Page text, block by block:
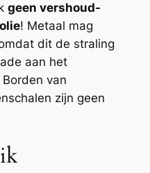
geen vershoud-
! Metaal mag
dit de straling
aan het
van
zijn geen